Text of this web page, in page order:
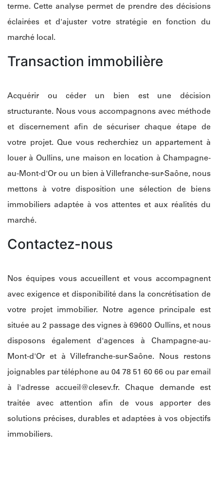
terme. Cette analyse permet de prendre des décisions
éclairées et d'ajuster votre stratégie en fonction du
marché local.
Transaction immobilière
Acquérir ou céder un bien est une décision
structurante. Nous vous accompagnons avec méthode
et discernement afin de sécuriser chaque étape de
votre projet. Que vous recherchiez un appartement à
louer à Oullins, une maison en location à Champagne-
au-Mont-d'Or ou un bien à Villefranche-sur-Saône, nous
mettons à votre disposition une sélection de biens
immobiliers adaptée à vos attentes et aux réalités du
marché.
Contactez-nous
Nos équipes vous accueillent et vous accompagnent
avec exigence et disponibilité dans la concrétisation de
votre projet immobilier. Notre agence principale est
située au 2 passage des vignes à 69600 Oullins, et nous
disposons également d'agences à Champagne-au-
Mont-d'Or et à Villefranche-sur-Saône. Nous restons
joignables par téléphone au 04 78 51 60 66 ou par email
à l'adresse accueil@clesev.fr. Chaque demande est
traitée avec attention afin de vous apporter des
solutions précises, durables et adaptées à vos objectifs
immobiliers.